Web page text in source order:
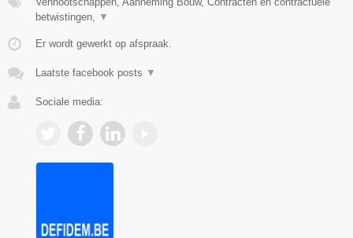
betwistingen, ▼
Er wordt gewerkt op afspraak.
Laatste facebook posts ▼
Sociale media: